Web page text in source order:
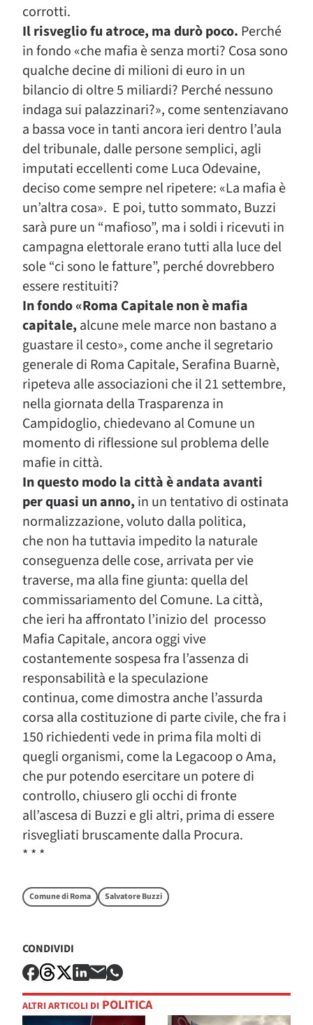
corrotti.
Il risveglio fu atroce, ma durò poco. Perché
in fondo «che mafia è senza morti? Cosa sono
qualche decine di milioni di euro in un
bilancio di oltre 5 miliardi? Perché nessuno
indaga sui palazzinari?», come sentenziavano
a bassa voce in tanti ancora ieri dentro l’aula
del tribunale, dalle persone semplici, agli
imputati eccellenti come Luca Odevaine,
deciso come sempre nel ripetere: «La mafia è
un’altra cosa». E poi, tutto sommato, Buzzi
sarà pure un “mafioso”, ma i soldi i ricevuti in
campagna elettorale erano tutti alla luce del
sole “ci sono le fatture”, perché dovrebbero
essere restituiti?
In fondo «Roma Capitale non è mafia
capitale, alcune mele marce non bastano a
guastare il cesto», come anche il segretario
generale di Roma Capitale, Serafina Buarnè,
ripeteva alle associazioni che il 21 settembre,
nella giornata della Trasparenza in
Campidoglio, chiedevano al Comune un
momento di riflessione sul problema delle
mafie in città.
In questo modo la città è andata avanti
per quasi un anno, in un tentativo di ostinata
normalizzazione, voluto dalla politica,
che non ha tuttavia impedito la naturale
conseguenza delle cose, arrivata per vie
traverse, ma alla fine giunta: quella del
commissariamento del Comune. La città,
che ieri ha affrontato l’inizio del processo
Mafia Capitale, ancora oggi vive
costantemente sospesa fra l’assenza di
responsabilità e la speculazione
continua, come dimostra anche l’assurda
corsa alla costituzione di parte civile, che fra i
150 richiedenti vede in prima fila molti di
quegli organismi, come la Legacoop o Ama,
che pur potendo esercitare un potere di
controllo, chiusero gli occhi di fronte
all’ascesa di Buzzi e gli altri, prima di essere
risvegliati bruscamente dalla Procura.
* * *
Comune di Roma Salvatore Buzzi
CONDIVIDI
ALTRI ARTICOLI DI POLITICA